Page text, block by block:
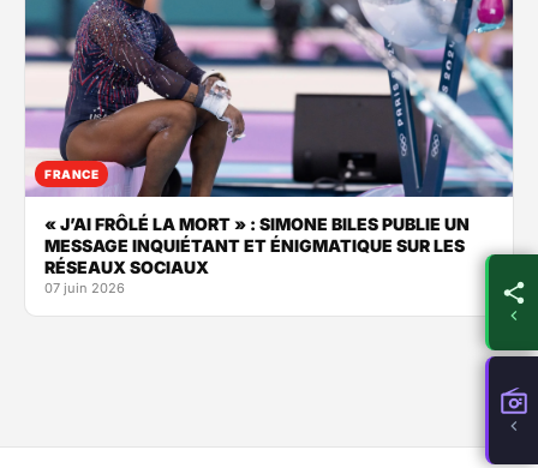
FRANCE
« J’AI FRÔLÉ LA MORT » : SIMONE BILES PUBLIE UN
MESSAGE INQUIÉTANT ET ÉNIGMATIQUE SUR LES
RÉSEAUX SOCIAUX
07 juin 2026